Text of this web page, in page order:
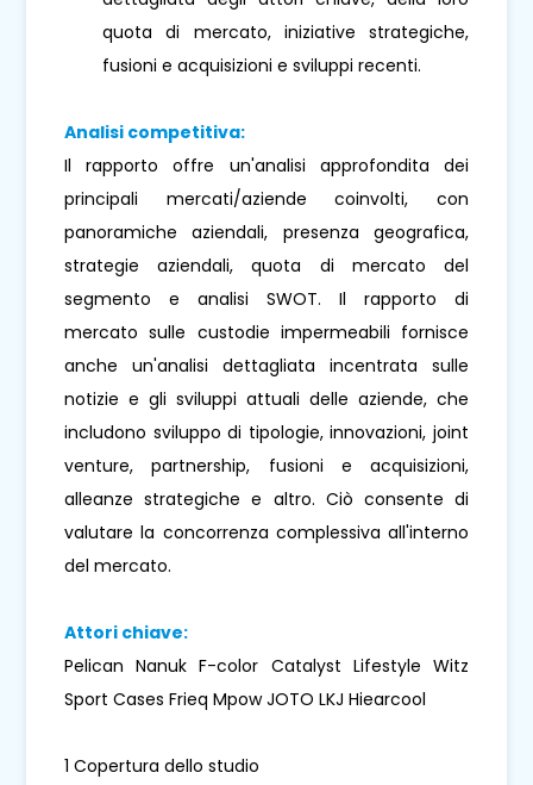
quota di mercato, iniziative strategiche,
fusioni e acquisizioni e sviluppi recenti.
Analisi competitiva:
Il rapporto offre un'analisi approfondita dei
principali mercati/aziende coinvolti, con
panoramiche aziendali, presenza geografica,
strategie aziendali, quota di mercato del
segmento e analisi SWOT. Il rapporto di
mercato sulle custodie impermeabili fornisce
anche un'analisi dettagliata incentrata sulle
notizie e gli sviluppi attuali delle aziende, che
includono sviluppo di tipologie, innovazioni, joint
venture, partnership, fusioni e acquisizioni,
alleanze strategiche e altro. Ciò consente di
valutare la concorrenza complessiva all'interno
del mercato.
Attori chiave:
Pelican Nanuk F-color Catalyst Lifestyle Witz
Sport Cases Frieq Mpow JOTO LKJ Hiearcool
1 Copertura dello studio